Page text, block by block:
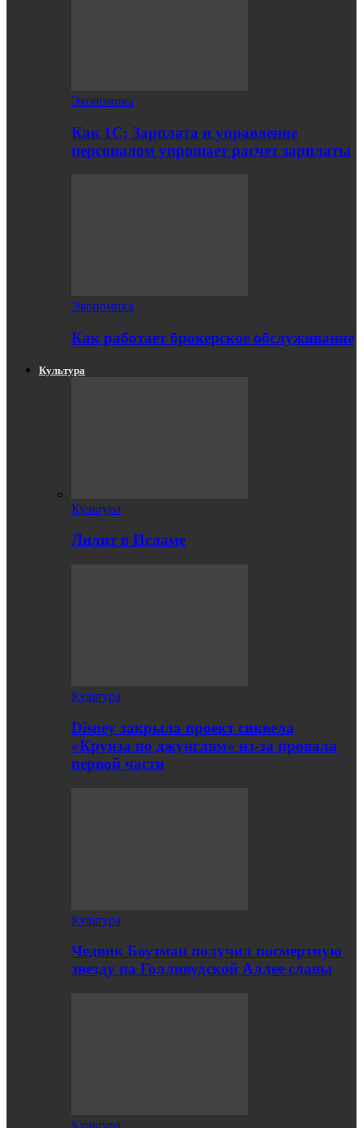
Экономика
Как 1С: Зарплата и управление
персоналом упрощает расчет зарплаты
Экономика
Как работает брокерское обслуживание
Культура
Культура
Лилит в Исламе
Культура
Disney закрыла проект сиквела
«Круиза по джунглям» из-за провала
первой части
Культура
Чедвик Боузман получил посмертную
звезду на Голливудской Аллее славы
Культура